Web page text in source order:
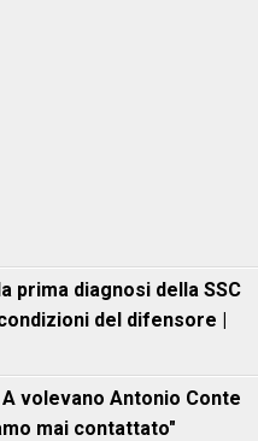
prima diagnosi della SSC
del difensore |
volevano Antonio Conte
mai contattato"